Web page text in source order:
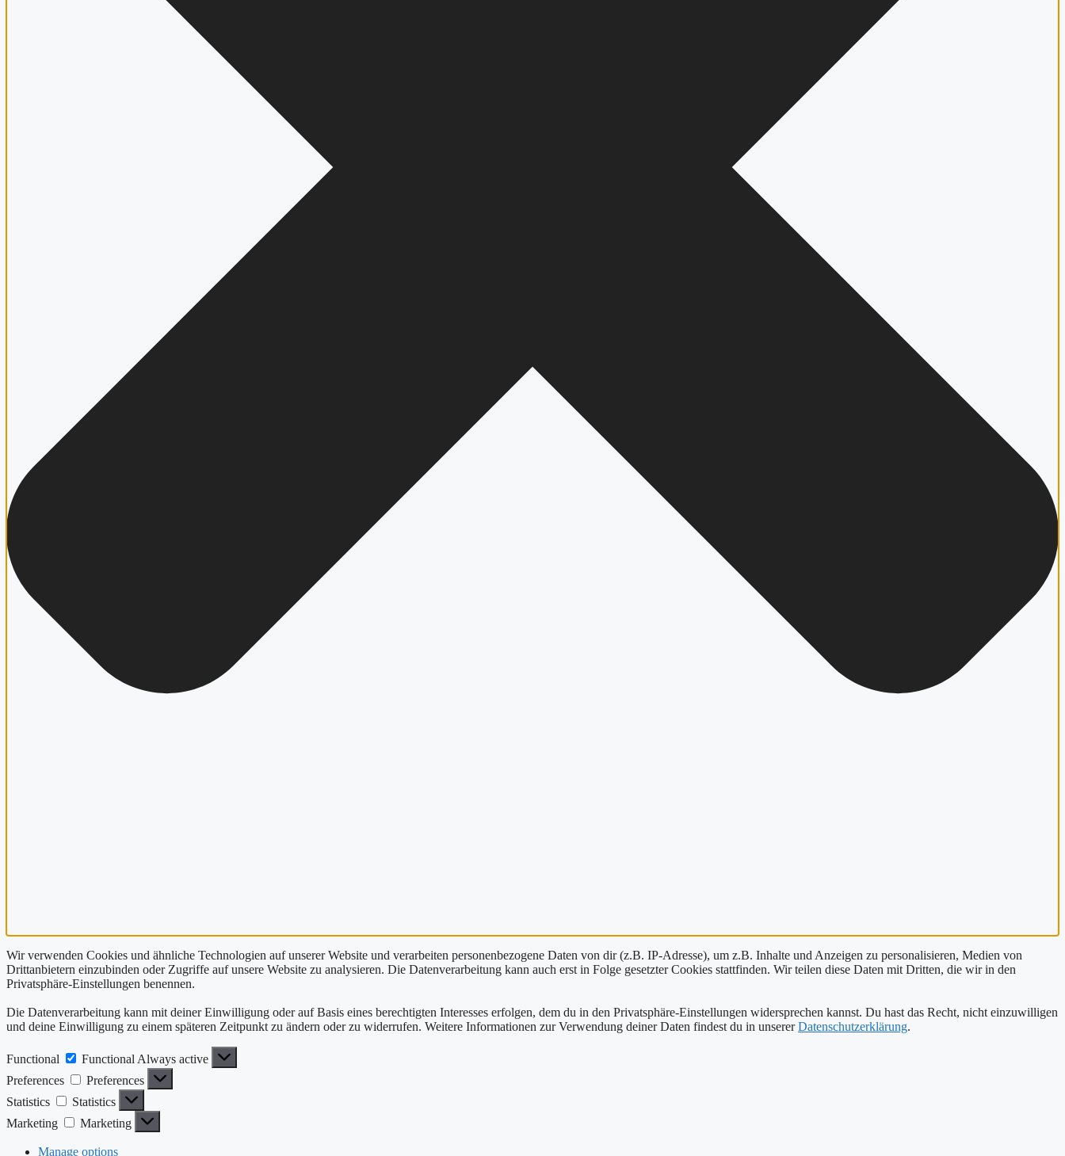
Wir verwenden Cookies und ähnliche Technologien auf unserer Website und verarbeiten personenbezogene Daten von dir (z.B. IP-Adresse), um z.B. Inhalte und Anzeigen zu personalisieren, Medien von
Drittanbietern einzubinden oder Zugriffe auf unsere Website zu analysieren. Die Datenverarbeitung kann auch erst in Folge gesetzter Cookies stattfinden. Wir teilen diese Daten mit Dritten, die wir in den
Privatsphäre-Einstellungen benennen.
Die Datenverarbeitung kann mit deiner Einwilligung oder auf Basis eines berechtigten Interesses erfolgen, dem du in den Privatsphäre-Einstellungen widersprechen kannst. Du hast das Recht, nicht einzuwilligen
und deine Einwilligung zu einem späteren Zeitpunkt zu ändern oder zu widerrufen. Weitere Informationen zur Verwendung deiner Daten findest du in unsererDatenschutzerklärung.
Functional Functional Always active
Preferences
Preferences
Statistics
Statistics
Marketing
Marketing
Manage options